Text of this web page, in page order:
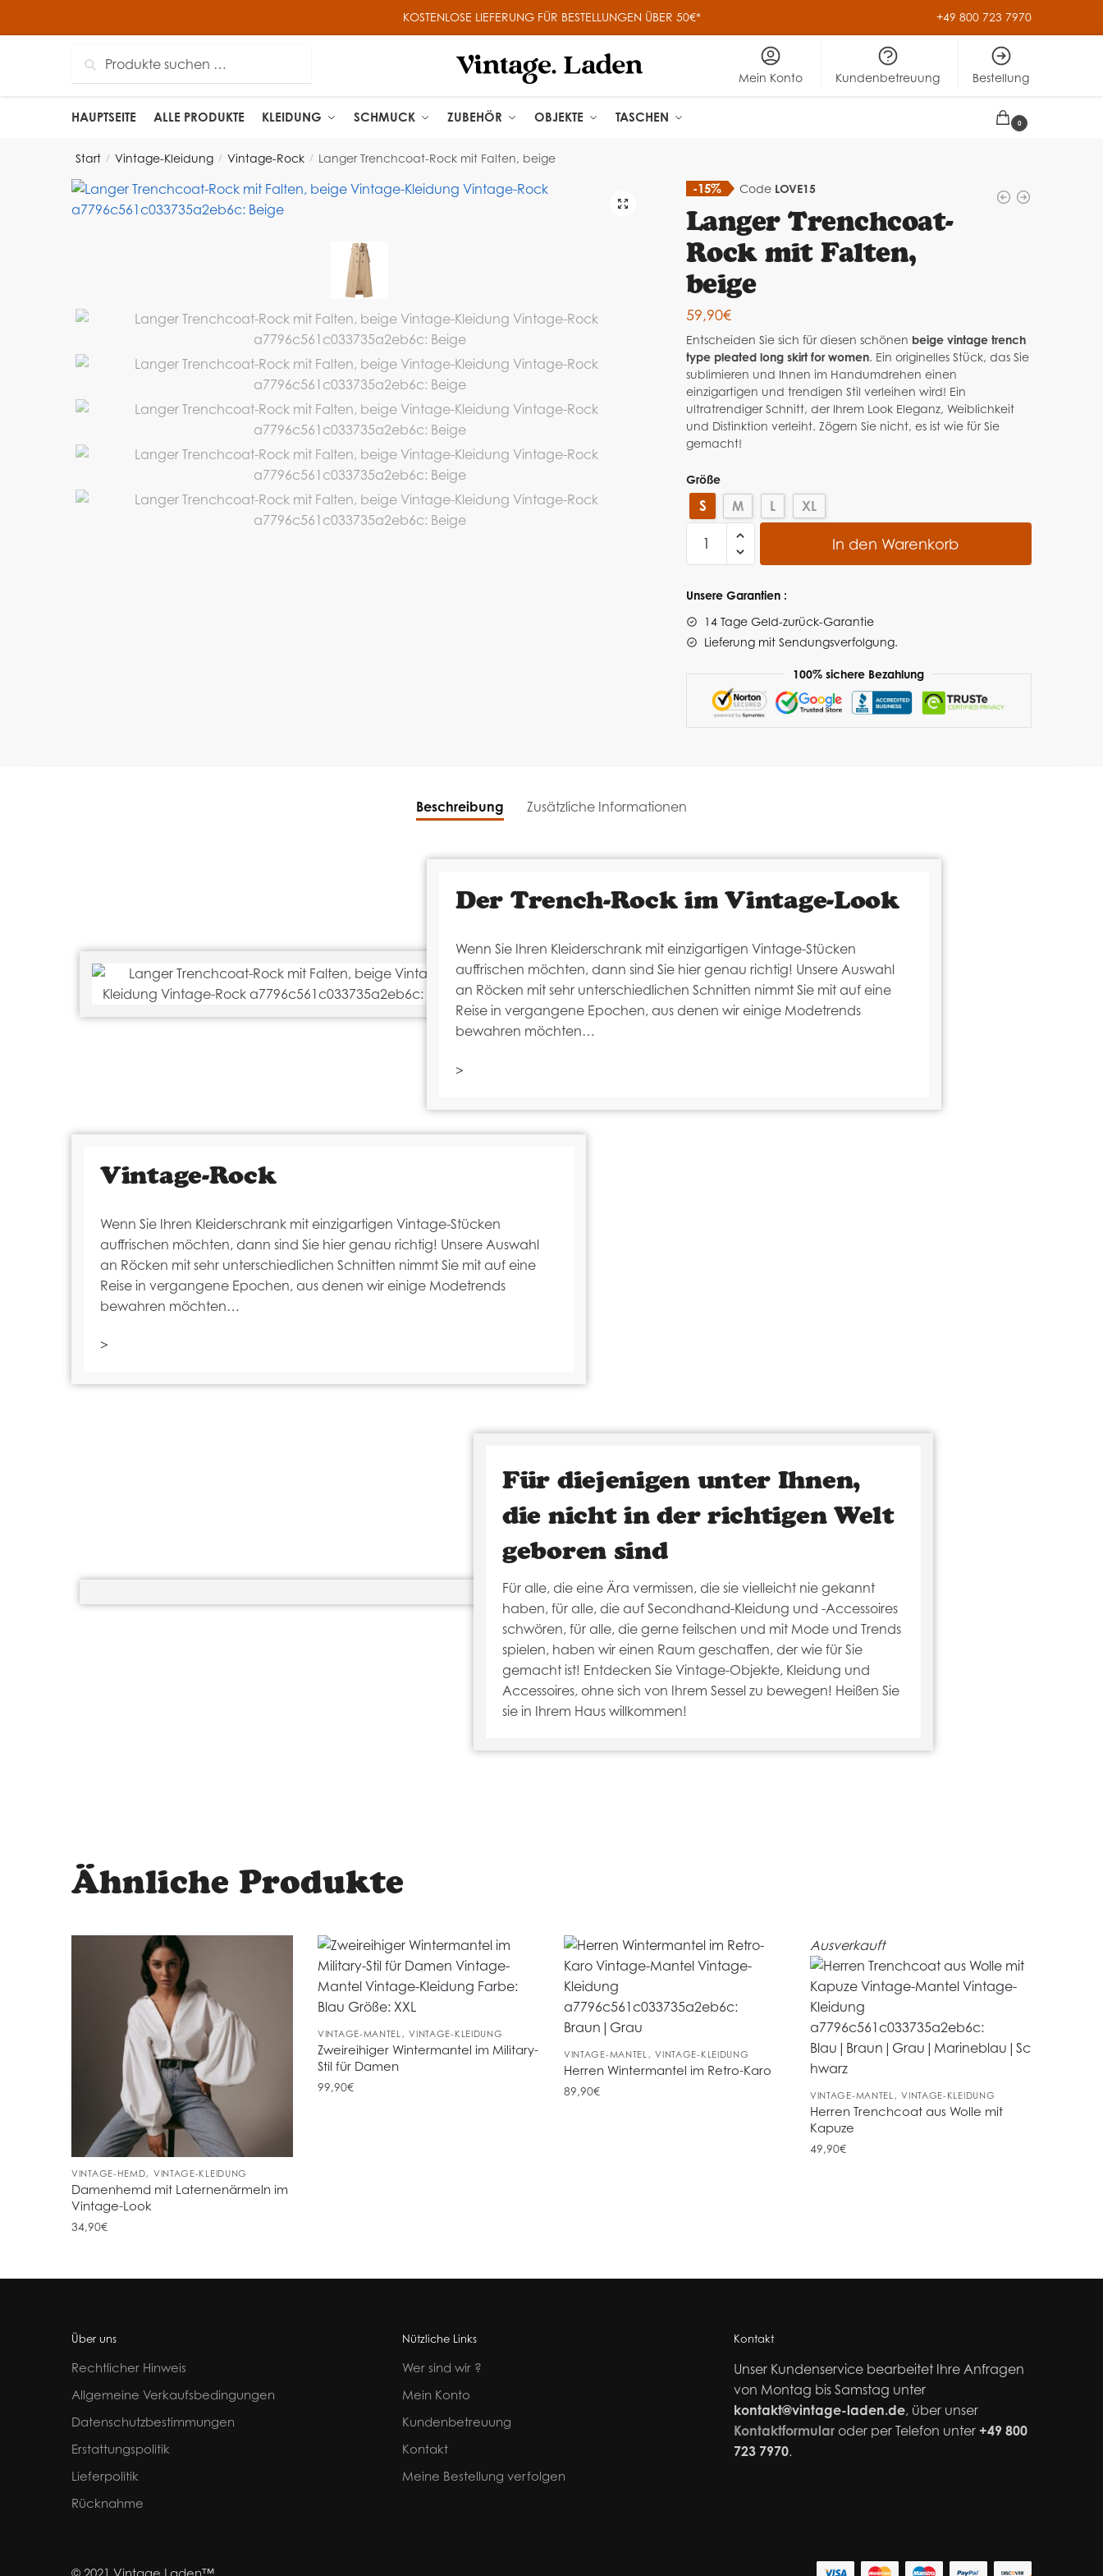
KOSTENLOSE LIEFERUNG FÜR BESTELLUNGEN ÜBER 50€* +49 800 723 7970
Suchen
Mein Konto Kundenbetreuung Bestellung
HAUPTSEITE ALLE PRODUKTE KLEIDUNG SCHMUCK ZUBEHÖR OBJEKTE TASCHEN 0
Start / Vintage-Kleidung / Vintage-Rock / Langer Trenchcoat-Rock mit Falten, beige
🔍
-15% Code LOVE15
Langer Trenchcoat-
Rock mit Falten,
beige
59,90€
Entscheiden Sie sich für diesen schönen beige vintage trench
type pleated long skirt for women. Ein originelles Stück, das Sie
sublimieren und Ihnen im Handumdrehen einen
einzigartigen und trendigen Stil verleihen wird! Ein
ultratrendiger Schnitt, der Ihrem Look Eleganz, Weiblichkeit
und Distinktion verleiht. Zögern Sie nicht, es ist wie für Sie
gemacht!
Größe
S M L XL
In den Warenkorb
Unsere Garantien :
14 Tage Geld-zurück-Garantie
Lieferung mit Sendungsverfolgung.
100% sichere Bezahlung
Beschreibung Zusätzliche Informationen
Der Trench-Rock im Vintage-Look
Wenn Sie Ihren Kleiderschrank mit einzigartigen Vintage-Stücken
auffrischen möchten, dann sind Sie hier genau richtig! Unsere Auswahl
an Röcken mit sehr unterschiedlichen Schnitten nimmt Sie mit auf eine
Reise in vergangene Epochen, aus denen wir einige Modetrends
bewahren möchten…
>
Vintage-Rock
Wenn Sie Ihren Kleiderschrank mit einzigartigen Vintage-Stücken
auffrischen möchten, dann sind Sie hier genau richtig! Unsere Auswahl
an Röcken mit sehr unterschiedlichen Schnitten nimmt Sie mit auf eine
Reise in vergangene Epochen, aus denen wir einige Modetrends
bewahren möchten…
>
Für diejenigen unter Ihnen,
die nicht in der richtigen Welt
geboren sind
Für alle, die eine Ära vermissen, die sie vielleicht nie gekannt
haben, für alle, die auf Secondhand-Kleidung und -Accessoires
schwören, für alle, die gerne feilschen und mit Mode und Trends
spielen, haben wir einen Raum geschaffen, der wie für Sie
gemacht ist! Entdecken Sie Vintage-Objekte, Kleidung und
Accessoires, ohne sich von Ihrem Sessel zu bewegen! Heißen Sie
sie in Ihrem Haus willkommen!
Ähnliche Produkte
VINTAGE-HEMD, VINTAGE-KLEIDUNG
Damenhemd mit Laternenärmeln im
Vintage-Look
34,90€
VINTAGE-MANTEL,VINTAGE-KLEIDUNG
Zweireihiger Wintermantel im Military-
Stil für Damen
99,90€
VINTAGE-MANTEL,VINTAGE-KLEIDUNG
Herren Wintermantel im Retro-Karo
89,90€
Ausverkauft
VINTAGE-MANTEL,VINTAGE-KLEIDUNG
Herren Trenchcoat aus Wolle mit
Kapuze
49,90€
Über uns
Rechtlicher Hinweis
Allgemeine Verkaufsbedingungen
Datenschutzbestimmungen
Erstattungspolitik
Lieferpolitik
Rücknahme
Nützliche Links
Wer sind wir ?
Mein Konto
Kundenbetreuung
Kontakt
Meine Bestellung verfolgen
Kontakt
Unser Kundenservice bearbeitet Ihre Anfragen
von Montag bis Samstag unter
kontakt@vintage-laden.de, über unser
Kontaktformularoder per Telefon unter +49 800
723 7970.
© 2021 Vintage Laden™